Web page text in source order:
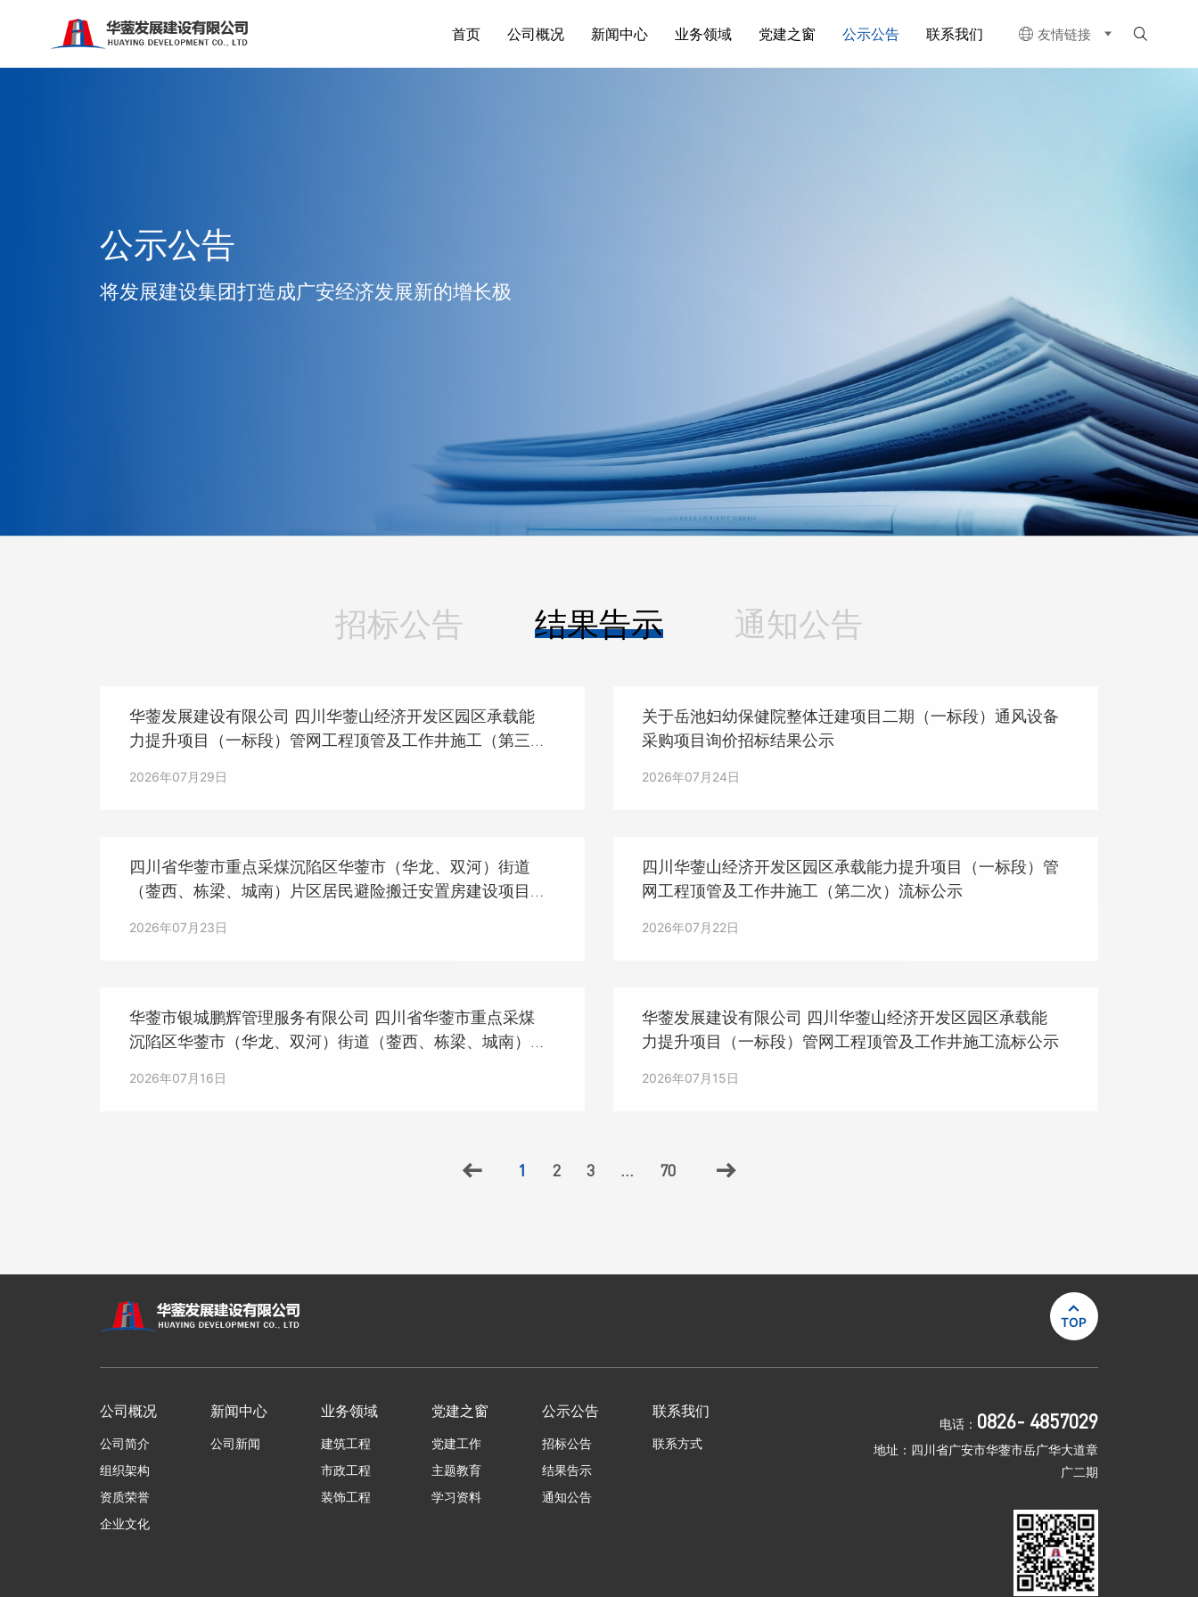
首页 公司概况 新闻中心 业务领域 党建之窗 公示公告 联系我们  友情链接 
公示公告
将发展建设集团打造成广安经济发展新的增长极
招标公告 结果告示 通知公告
华蓥发展建设有限公司 四川华蓥山经济开发区园区承载能
力提升项目（一标段）管网工程顶管及工作井施工（第三
2026年07月29日
关于岳池妇幼保健院整体迁建项目二期（一标段）通风设备
采购项目询价招标结果公示
2026年07月24日
四川省华蓥市重点采煤沉陷区华蓥市（华龙、双河）街道
（蓥西、栋梁、城南）片区居民避险搬迁安置房建设项目水
2026年07月23日
四川华蓥山经济开发区园区承载能力提升项目（一标段）管
网工程顶管及工作井施工（第二次）流标公示
2026年07月22日
华蓥市银城鹏辉管理服务有限公司 四川省华蓥市重点采煤
沉陷区华蓥市（华龙、双河）街道（蓥西、栋梁、城南）片
询价流标公示
2026年07月16日
华蓥发展建设有限公司 四川华蓥山经济开发区园区承载能
力提升项目（一标段）管网工程顶管及工作井施工流标公示
2026年07月15日
 1 2 3 ... 70 

TOP
公司概况
公司简介
组织架构
资质荣誉
企业文化
新闻中心
公司新闻
业务领域
建筑工程
市政工程
装饰工程
党建之窗
党建工作
主题教育
学习资料
公示公告
招标公告
结果告示
通知公告
联系我们
联系方式
电话： 0826- 4857029
地址：四川省广安市华蓥市岳广华大道章
广二期